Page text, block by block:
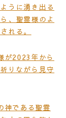
うに湧き出る
、聖霊様のよ
れる。
2023年から
りながら見守
である聖霊